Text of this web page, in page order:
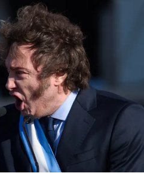
y al gabinete de seguridad
presunto líder criminal.
los delincuentes no tienen
el diplomático, quien